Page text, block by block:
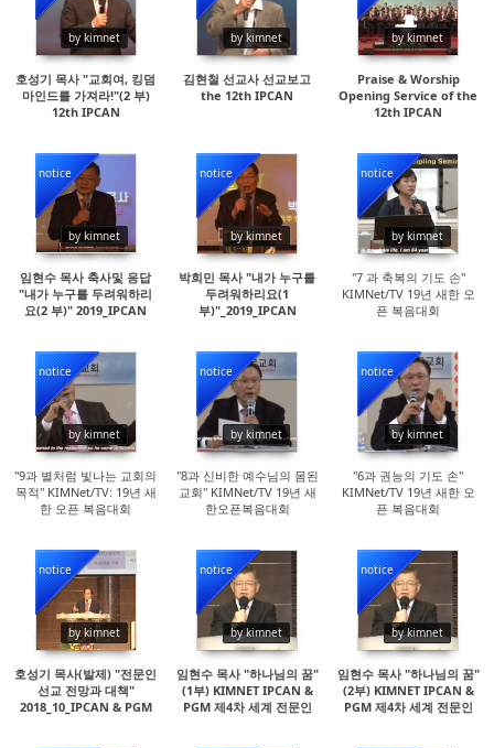
by kimnet
14422
호성기 목사 "교회여, 킹덤
마인드를 가져라!"(2 부)
12th IPCAN
by kimnet
145724
김현철 선교사 선교보고
the 12th IPCAN
by kimnet
69295
Praise & Worship
Opening Service of the
12th IPCAN
notice
by kimnet
15126
임현수 목사 축사및 응답
"내가 누구를 두려워하리
요(2 부)" 2019_IPCAN
notice
by kimnet
21658
박희민 목사 "내가 누구를
두려워하리요(1
부)"_2019_IPCAN
notice
by kimnet
15175
"7 과 축복의 기도 손"
KIMNet/TV 19년 새한 오
픈 복음대회
notice
by kimnet
15671
"9과 별처럼 빛나는 교회의
목적" KIMNet/TV: 19년 새
한 오픈 복음대회
notice
by kimnet
14930
"8과 신비한 예수님의 몸된
교회" KIMNet/TV 19년 새
한오픈복음대회
notice
by kimnet
15293
"6과 권능의 기도 손"
KIMNet/TV 19년 새한 오
픈 복음대회
notice
by kimnet
15255
호성기 목사(발제) "전문인
선교 전망과 대책"
2018_10_IPCAN & PGM
notice
by kimnet
14686
임현수 목사 "하나님의 꿈"
(1부) KIMNET IPCAN &
PGM 제4차 세계 전문인
notice
by kimnet
15225
임현수 목사 "하나님의 꿈"
(2부) KIMNET IPCAN &
PGM 제4차 세계 전문인